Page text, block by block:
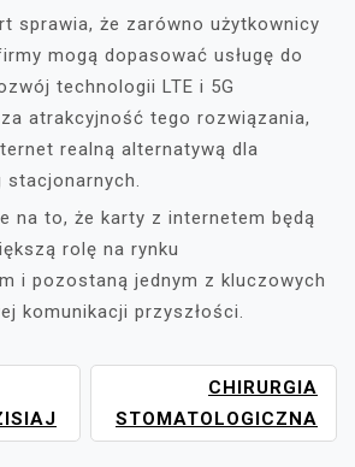
sprawia, że zarówno użytkownicy
mogą dopasować usługę do
technologii LTE i 5G
atrakcyjność tego rozwiązania,
realną alternatywą dla
stacjonarnych.
na to, że karty z internetem będą
rolę na rynku
i pozostaną jednym z kluczowych
komunikacji przyszłości.
CHIRURGIA
STOMATOLOGICZNA